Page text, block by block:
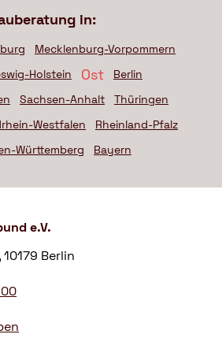
in:
Mecklenburg-Vorpommern
Holstein Ost
Berlin
Sachsen-Anhalt Thüringen
Westfalen
Rheinland-Pfalz
Württemberg Bayern
e.V.
Berlin